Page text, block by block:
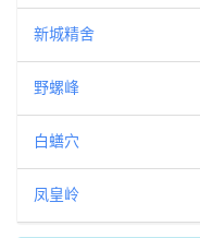
新城精舍
野螺峰
白蟮穴
凤皇岭